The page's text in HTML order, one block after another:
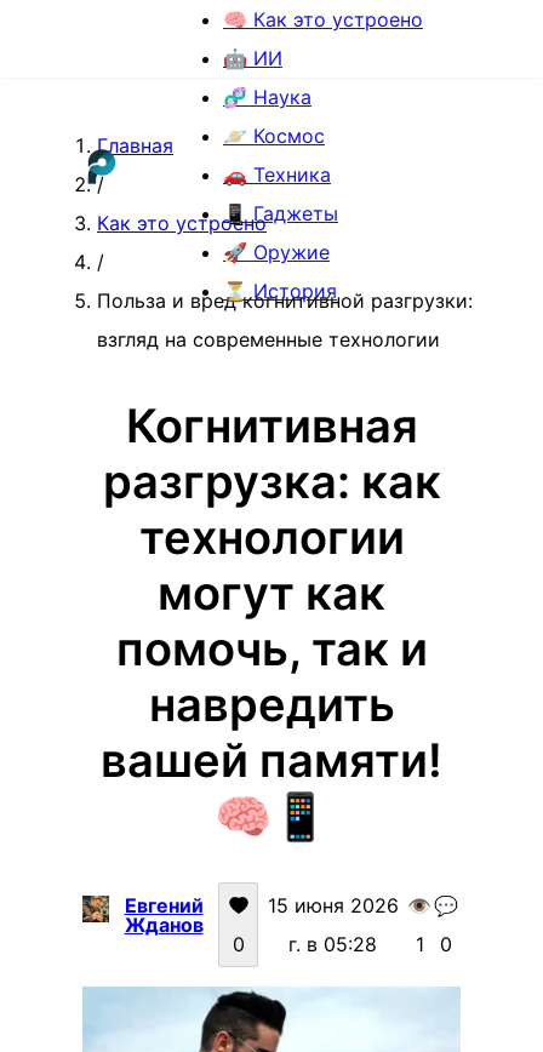
🧠 Как это устроено
🤖 ИИ
🧬 Наука
🪐 Космос
🚗 Техника
📱 Гаджеты
🚀 Оружие
⏳ История
Главная
/
Как это устроено
/
Польза и вред когнитивной разгрузки:
взгляд на современные технологии
Когнитивная
разгрузка: как
технологии
могут как
помочь, так и
навредить
вашей памяти!
🧠📱
Евгений
Жданов
0
15 июня 2026
г. в 05:28
👁️
1
💬
0